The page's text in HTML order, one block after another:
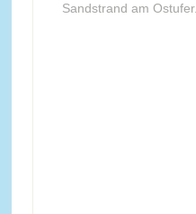
Sandstrand am Ostufer.